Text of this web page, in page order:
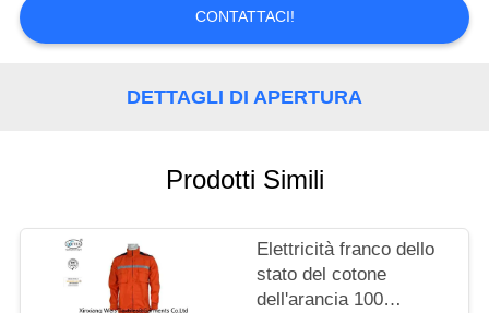
MAPPA
POLICY
CONTATTACI!
DETTAGLI DI APERTURA
Prodotti Simili
Elettricità franco dello
stato del cotone
dell'arancia 100